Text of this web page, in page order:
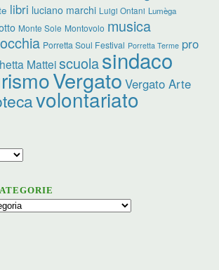
libri luciano marchi Luigi Ontani Lumèga
Monte Sole Montovolo musica
Porretta Soul Festival Porretta Terme pro
Matteiscuolasindaco
Vergato Vergato Arte
volontariato